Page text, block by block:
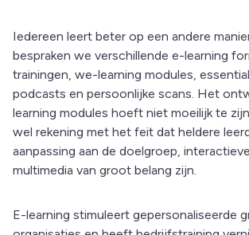
Iedereen leert beter op een andere
bespraken we verschillende e-learning
trainingen, we-learning modules,
podcasts en persoonlijke scans. Het
learning modules hoeft niet moeilijk te
wel rekening met het feit dat heldere
aanpassing aan de doelgroep,
multimedia van groot belang zijn.
E-learning stimuleert gepersonaliseerde